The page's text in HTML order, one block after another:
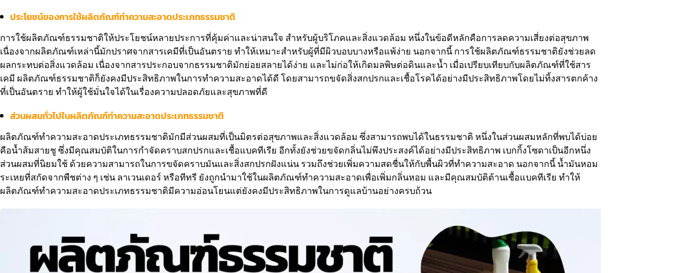
ประโยชน์ของการใช้ผลิตภัณฑ์ทำความสะอาดประเภทธรรมชาติ
การใช้ผลิตภัณฑ์ธรรมชาติให้ประโยชน์หลายประการที่คุ้มค่าและน่าสนใจ สำหรับผู้บริโภคและสิ่งแวดล้อม หนึ่งในข้อดีหลักคือการลดความเสี่ยงต่อสุขภาพ
เนื่องจากผลิตภัณฑ์เหล่านี้มักปราศจากสารเคมีที่เป็นอันตราย ทำให้เหมาะสำหรับผู้ที่มีผิวบอบบางหรือแพ้ง่าย นอกจากนี้ การใช้ผลิตภัณฑ์ธรรมชาติยังช่วยลด
ผลกระทบต่อสิ่งแวดล้อม เนื่องจากสารประกอบจากธรรมชาติมักย่อยสลายได้ง่าย และไม่ก่อให้เกิดมลพิษต่อดินและน้ำ เมื่อเปรียบเทียบกับผลิตภัณฑ์ที่ใช้สาร
เคมี ผลิตภัณฑ์ธรรมชาติก็ยังคงมีประสิทธิภาพในการทำความสะอาดได้ดี โดยสามารถขจัดสิ่งสกปรกและเชื้อโรคได้อย่างมีประสิทธิภาพโดยไม่ทิ้งสารตกค้าง
ที่เป็นอันตราย ทำให้ผู้ใช้มั่นใจได้ในเรื่องความปลอดภัยและสุขภาพที่ดี
ส่วนผสมทั่วไปในผลิตภัณฑ์ทำความสะอาดประเภทธรรมชาติ
ผลิตภัณฑ์ทำความสะอาดประเภทธรรมชาติมักมีส่วนผสมที่เป็นมิตรต่อสุขภาพและสิ่งแวดล้อม ซึ่งสามารถพบได้ในธรรมชาติ หนึ่งในส่วนผสมหลักที่พบได้บ่อย
คือน้ำส้มสายชู ซึ่งมีคุณสมบัติในการกำจัดคราบสกปรกและเชื้อแบคทีเรีย อีกทั้งยังช่วยขจัดกลิ่นไม่พึงประสงค์ได้อย่างมีประสิทธิภาพ เบกกิ้งโซดาเป็นอีกหนึ่ง
ส่วนผสมที่นิยมใช้ ด้วยความสามารถในการขจัดคราบมันและสิ่งสกปรกฝังแน่น รวมถึงช่วยเพิ่มความสดชื่นให้กับพื้นผิวที่ทำความสะอาด นอกจากนี้ น้ำมันหอม
ระเหยที่สกัดจากพืชต่าง ๆ เช่น ลาเวนเดอร์ หรือทีทรี ยังถูกนำมาใช้ในผลิตภัณฑ์ทำความสะอาดเพื่อเพิ่มกลิ่นหอม และมีคุณสมบัติต้านเชื้อแบคทีเรีย ทำให้
ผลิตภัณฑ์ทำความสะอาดประเภทธรรมชาติมีความอ่อนโยนแต่ยังคงมีประสิทธิภาพในการดูแลบ้านอย่างครบถ้วน